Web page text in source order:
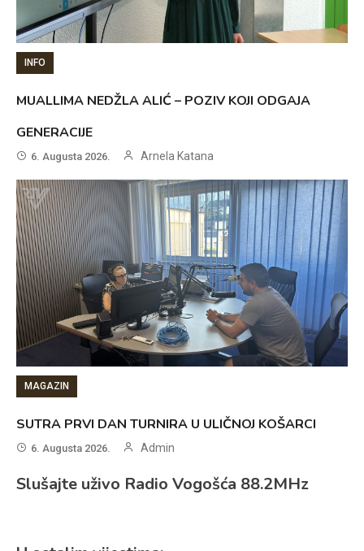
INFO
MUALLIMA NEDŽLA ALIĆ – POZIV KOJI ODGAJA
GENERACIJE
6. Augusta 2026. Arnela Katana
MAGAZIN
SUTRA PRVI DAN TURNIRA U ULIČNOJ KOŠARCI
6. Augusta 2026. Admin
Slušajte uživo Radio Vogošća 88.2MHz